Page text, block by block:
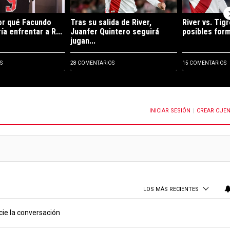
qué Facundo
enfrentar a R...
Tras su salida de River,
Juanfer Quintero seguirá
jugan...
28 COMENTARIOS
River vs.
posibles
15 COMENTARIOS
CUANDO SE PUBLIQUEN NUEVOS COMENTARIOSINICIAR SESIÓN CREAR
LOS MÁS RECIENTES
la conversación